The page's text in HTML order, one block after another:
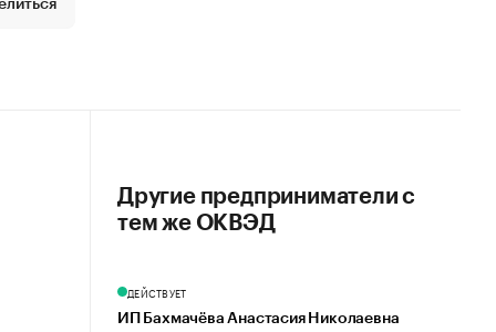
Другие предприниматели с
тем же ОКВЭД
ДЕЙСТВУЕТ
ИП Бахмачёва Анастасия Николаевна